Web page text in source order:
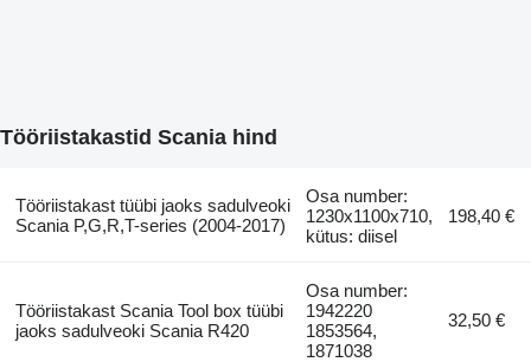
Tööriistakastid Scania hind
Tööriistakast tüübi jaoks sadulveoki
Scania P,G,R,T-series (2004-2017)
Osa number:
1230x1100x710,
kütus: diisel
198,40 €
Tööriistakast Scania Tool box tüübi
jaoks sadulveoki Scania R420
Osa number:
1942220
1853564,
1871038
32,50 €